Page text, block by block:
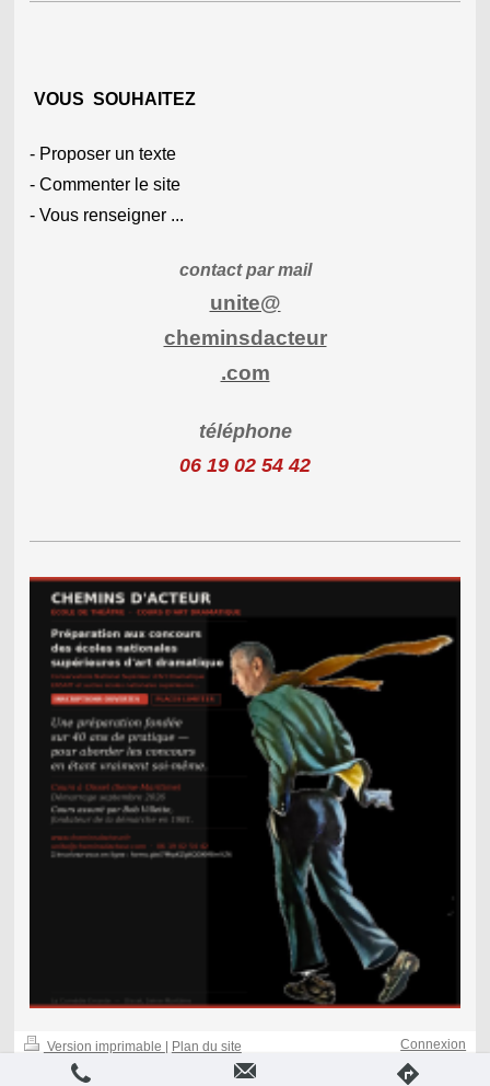
VOUS SOUHAITEZ
- Proposer un texte
- Commenter le site
- Vous renseigner ...
contact par mail
unite@
cheminsdacteur
.com
téléphone
06 19 02 54 42
Version imprimable
Plan du site
© Bob Villette
Connexion
Affichage Web